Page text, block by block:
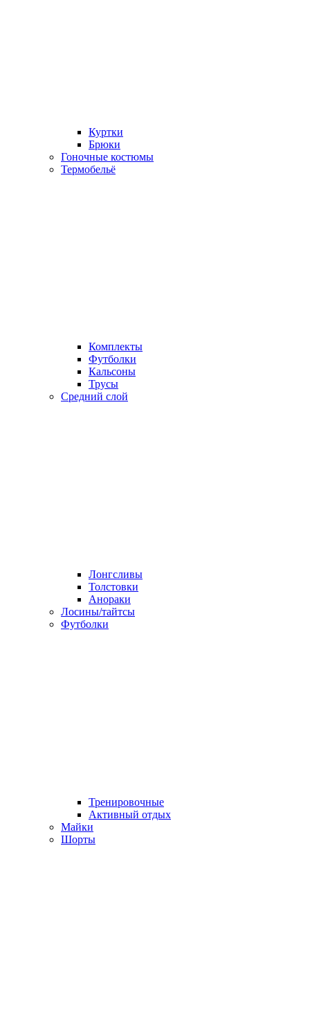
Куртки
Брюки
Гоночные костюмы
Термобельё
Комплекты
Футболки
Кальсоны
Трусы
Средний слой
Лонгсливы
Толстовки
Анораки
Лосины/тайтсы
Футболки
Тренировочные
Активный отдых
Майки
Шорты